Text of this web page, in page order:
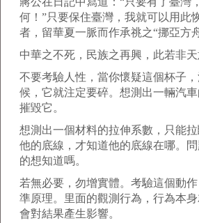
何！”只要保住臺灣，我就可以用此
者，留華夏一脈而作承祧之“挪亞方
中華之不死，民族之再興，此若非天
不要考驗人性，當你懷疑這個杯子
候，它就注定要碎。想測出一輛汽
摧毀它。
想測出一個材料的拉伸系數，只能
他的底線，才知道他的底線在哪。
的想知道嗎。
若無必要，勿增實體。考驗這個動
準原理。里面的觀測行為，行為本身
會對結果產生影響。